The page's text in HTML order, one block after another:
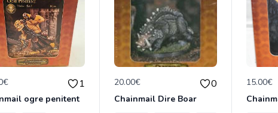
1
ogre penitent
20.00€ 0
Chainmail Dire Boar
15.00€